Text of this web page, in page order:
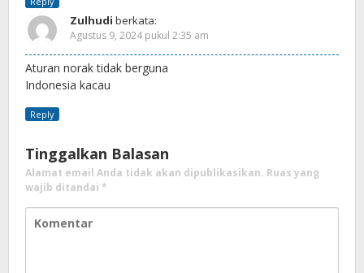
Zulhudi berkata:
Agustus 9, 2024 pukul 2:35 am
Aturan norak tidak berguna
Indonesia kacau
Reply
Tinggalkan Balasan
Alamat email Anda tidak akan dipublikasikan. Ruas yang
wajib ditandai *